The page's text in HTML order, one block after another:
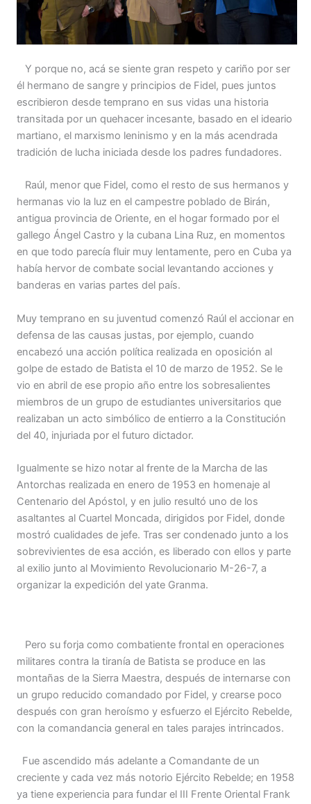
Y porque no, acá se siente gran respeto y cariño por ser
él hermano de sangre y principios de Fidel, pues juntos
escribieron desde temprano en sus vidas una historia
transitada por un quehacer incesante, basado en el ideario
martiano, el marxismo leninismo y en la más acendrada
tradición de lucha iniciada desde los padres fundadores.
Raúl, menor que Fidel, como el resto de sus hermanos y
hermanas vio la luz en el campestre poblado de Birán,
antigua provincia de Oriente, en el hogar formado por el
gallego Ángel Castro y la cubana Lina Ruz, en momentos
en que todo parecía fluir muy lentamente, pero en Cuba ya
había hervor de combate social levantando acciones y
banderas en varias partes del país.
Muy temprano en su juventud comenzó Raúl el accionar en
defensa de las causas justas, por ejemplo, cuando
encabezó una acción política realizada en oposición al
golpe de estado de Batista el 10 de marzo de 1952. Se le
vio en abril de ese propio año entre los sobresalientes
miembros de un grupo de estudiantes universitarios que
realizaban un acto simbólico de entierro a la Constitución
del 40, injuriada por el futuro dictador.
Igualmente se hizo notar al frente de la Marcha de las
Antorchas realizada en enero de 1953 en homenaje al
Centenario del Apóstol, y en julio resultó uno de los
asaltantes al Cuartel Moncada, dirigidos por Fidel, donde
mostró cualidades de jefe. Tras ser condenado junto a los
sobrevivientes de esa acción, es liberado con ellos y parte
al exilio junto al Movimiento Revolucionario M-26-7, a
organizar la expedición del yate Granma.
Pero su forja como combatiente frontal en operaciones
militares contra la tiranía de Batista se produce en las
montañas de la Sierra Maestra, después de internarse con
un grupo reducido comandado por Fidel, y crearse poco
después con gran heroísmo y esfuerzo el Ejército Rebelde,
con la comandancia general en tales parajes intrincados.
Fue ascendido más adelante a Comandante de un
creciente y cada vez más notorio Ejército Rebelde; en 1958
ya tiene experiencia para fundar el III Frente Oriental Frank